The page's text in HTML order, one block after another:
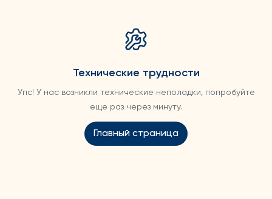
Технические трудности
Упс! У нас возникли технические неполадки, попробуйте
еще раз через минуту.
Главный страница